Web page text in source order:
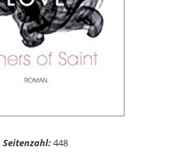
Seitenzahl:448